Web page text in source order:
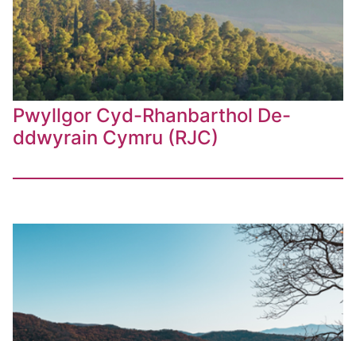
Pwyllgor Cyd-Rhanbarthol De-
ddwyrain Cymru (RJC)